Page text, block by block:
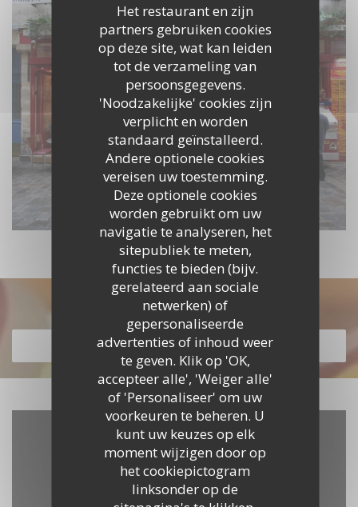
Het restaurant en zijn
partners gebruiken cookies
op deze site, wat kan leiden
tot de verzameling van
persoonsgegevens.
'Noodzakelijke' cookies zijn
verplicht en worden
standaard geïnstalleerd.
Andere optionele cookies
vereisen uw toestemming.
Deze optionele cookies
worden gebruikt om uw
navigatie te analyseren, het
sitepubliek te meten,
functies te bieden (bijv.
gerelateerd aan sociale
netwerken) of
gepersonaliseerde
advertenties of inhoud weer
te geven. Klik op 'OK,
accepteer alle', 'Weiger alle'
of 'Personaliseer' om uw
voorkeuren te beheren. U
kunt uw keuzes op elk
moment wijzigen door op
het cookiepictogram
linksonder op de
Ontdek ons menu
ONTDEK ONS MENU